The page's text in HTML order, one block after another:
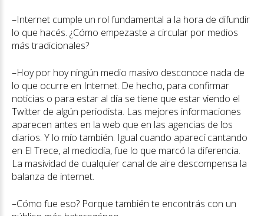
–Internet cumple un rol fundamental a la hora de difundir
lo que hacés. ¿Cómo empezaste a circular por medios
más tradicionales?
–Hoy por hoy ningún medio masivo desconoce nada de
lo que ocurre en Internet. De hecho, para confirmar
noticias o para estar al día se tiene que estar viendo el
Twitter de algún periodista. Las mejores informaciones
aparecen antes en la web que en las agencias de los
diarios. Y lo mío también. Igual cuando aparecí cantando
en El Trece, al mediodía, fue lo que marcó la diferencia.
La masividad de cualquier canal de aire descompensa la
balanza de internet.
–Cómo fue eso? Porque también te encontrás con un